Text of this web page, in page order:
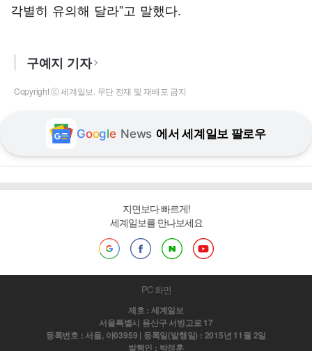
각별히 유의해 달라”고 말했다.
구예지 기자
Copyright ⓒ 세계일보. 무단 전재 및 재배포 금지
Google News 에서 세계일보 팔로우
지면보다 빠르게!
세계일보를 만나보세요
PC 화면
제호 : 세계일보
서울특별시 용산구 서빙고로 17
등록번호 : 서울, 아03959 | 등록일(발행일) : 2015년 11월 2일
발행인 : 박정훈